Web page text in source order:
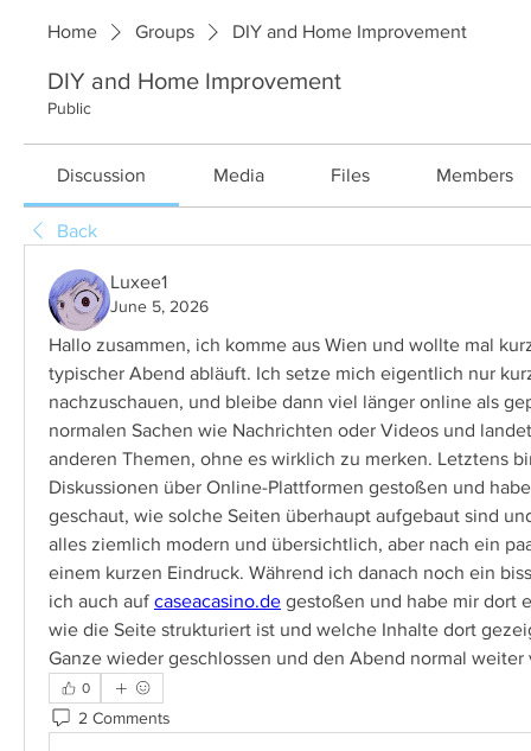
Home Groups DIY and Home Improvement
DIY and Home Improvement
Public
Discussion Media Files Members
Back
Luxee1
June 5, 2026
Hallo zusammen, ich komme aus Wien und wollte mal
typischer Abend abläuft. Ich setze mich eigentlich nur
nachzuschauen, und bleibe dann viel länger online als
normalen Sachen wie Nachrichten oder Videos und
anderen Themen, ohne es wirklich zu merken. Letztens
Diskussionen über Online-Plattformen gestoßen und
geschaut, wie solche Seiten überhaupt aufgebaut sind
alles ziemlich modern und übersichtlich, aber nach ein
einem kurzen Eindruck. Während ich danach noch ein
ich auch auf caseacasino.de gestoßen und habe mir dort
wie die Seite strukturiert ist und welche Inhalte dort
Ganze wieder geschlossen und den Abend normal weiter
0
2 Comments